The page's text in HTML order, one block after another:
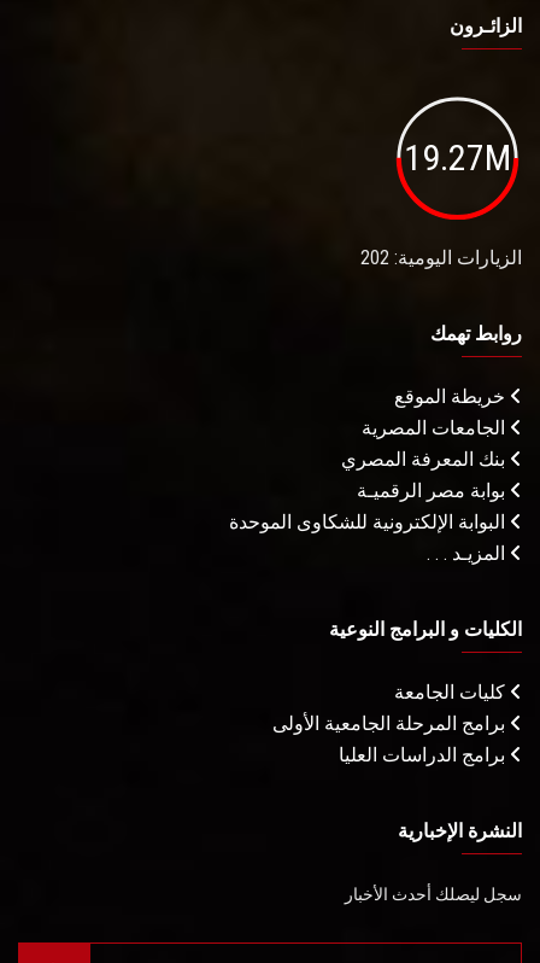
الزائـرون
19.27M
الزيارات اليومية: 202
روابط تهمك
خريطة الموقع
الجامعات المصرية
بنك المعرفة المصري
بوابة مصر الرقميـة
البوابة الإلكترونية للشكاوى الموحدة
المزيـد . . .
الكليات و البرامج النوعية
كليات الجامعة
برامج المرحلة الجامعية الأولى
برامج الدراسات العليا
النشرة الإخبارية
سجل ليصلك أحدث الأخبار